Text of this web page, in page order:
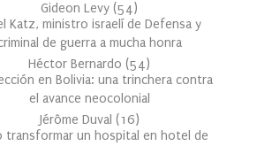
Gideon Levy (54)
Katz, ministro israelí de Defensa y
de guerra a mucha honra
Héctor Bernardo (54)
en Bolivia: una trinchera contra
el avance neocolonial
Jérôme Duval (16)
transformar un hospital en hotel de